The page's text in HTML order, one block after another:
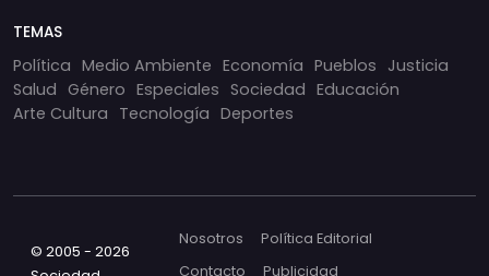
TEMAS
Política Medio Ambiente Economía Pueblos Justicia
Salud Género Especiales Sociedad Educación
Arte Cultura Tecnología Deportes
© 2005 - 2026
Nosotros
Política Editorial
Contacto
Publicidad